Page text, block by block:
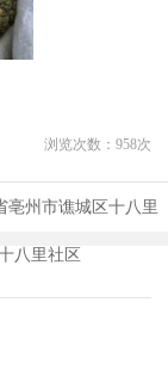
浏览次数： 958次
亳州市谯城区十八里
八里社区